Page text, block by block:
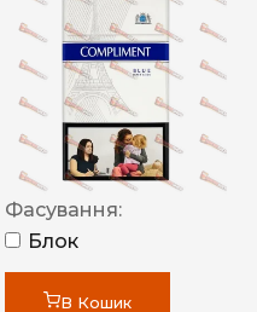
Фасування:
Блок
В Кошик